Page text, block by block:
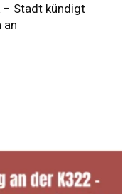
Stadt kündigt
an